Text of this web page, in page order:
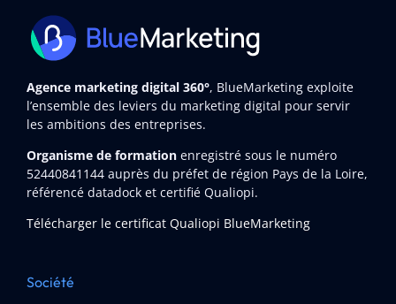
Agence marketing digital 360°, BlueMarketing exploite
l’ensemble des leviers du marketing digital pour servir
les ambitions des entreprises.
Organisme de formation enregistré sous le numéro
52440841144auprès du préfet de région Pays de la Loire,
référencé datadock et certifié Qualiopi.
Télécharger le certificat Qualiopi BlueMarketing
Société